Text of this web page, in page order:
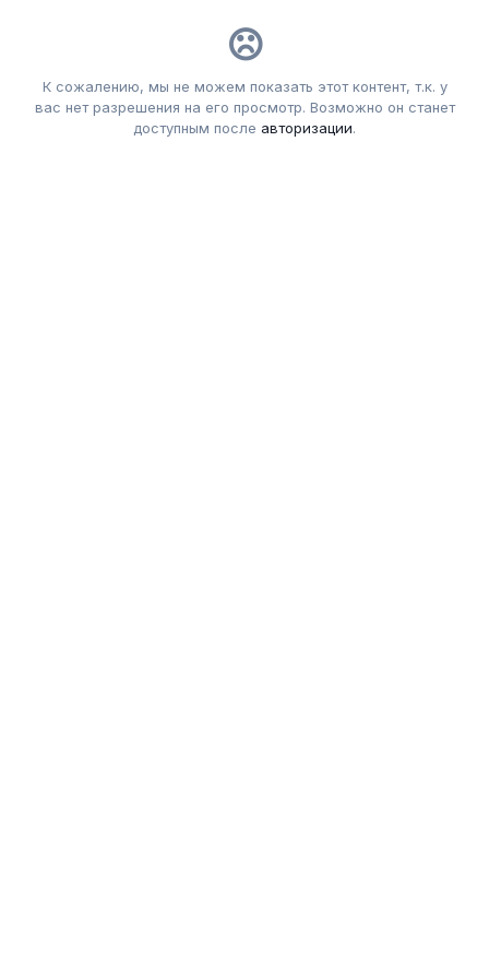
К сожалению, мы не можем показать этот контент, т.к. у
вас нет разрешения на его просмотр. Возможно он станет
доступным после авторизации.